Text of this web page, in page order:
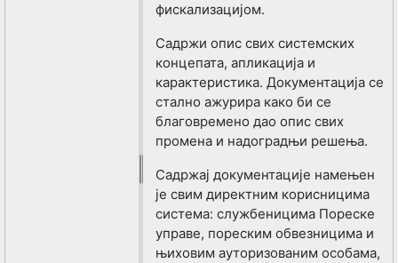
фискализацијом.
Садржи опис свих системских
концепата, апликација и
карактеристика. Документација се
стално ажурира како би се
благовремено дао опис свих
промена и надоградњи решења.
Садржај документације намењен
је свим директним корисницима
система: службеницима Пореске
управе, пореским обвезницима и
њиховим ауторизованим особама,